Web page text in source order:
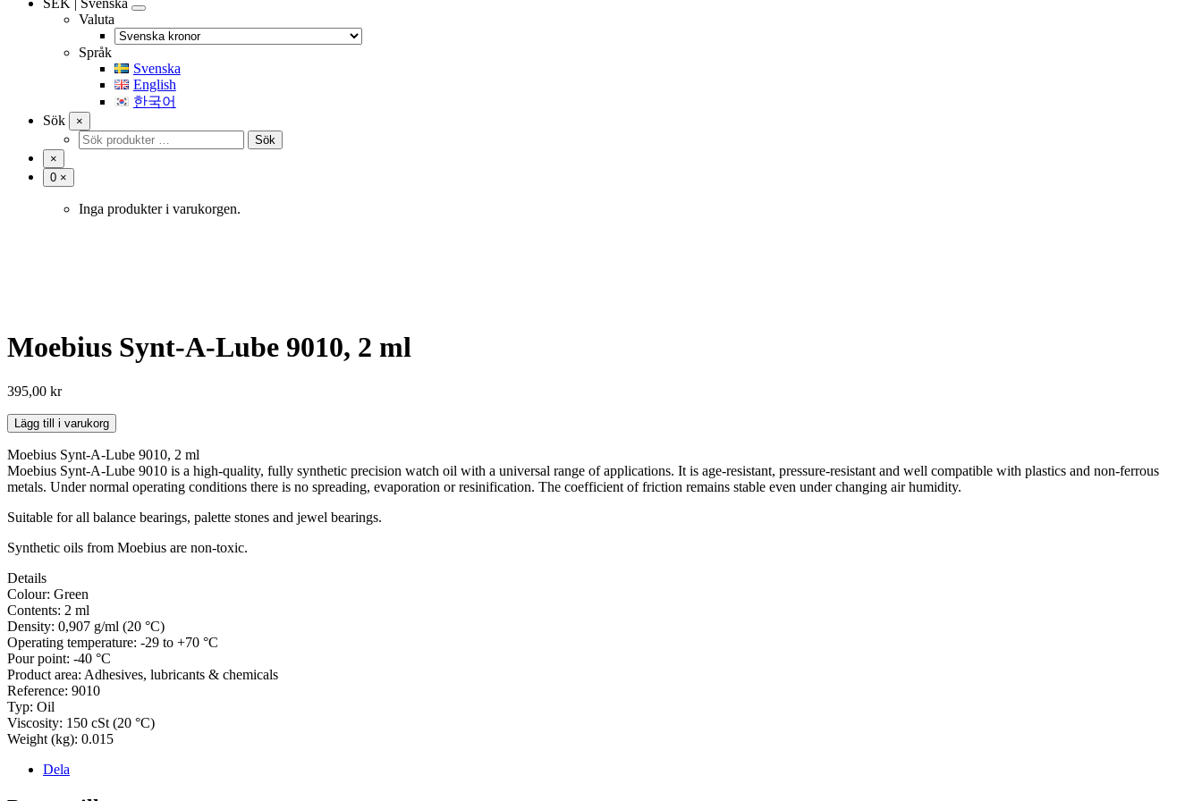
Valuta
Språk
Svenska
English
한국어
Sök
×
Sök
efter:
Sök
×
Antal
artiklar
varukorgen
0 ×
Inga produkter i varukorgen.
Moebius Synt-A-Lube 9010, 2 ml
395,00 kr
Lägg till i varukorg
Moebius Synt-A-Lube 9010, 2 ml
Moebius Synt-A-Lube 9010 is a high-quality, fully synthetic precision watch oil with a universal range of applications. It is age-resistant, pressure-resistant and well compatible with plastics and non-ferrous
metals. Under normal operating conditions there is no spreading, evaporation or resinification. The coefficient of friction remains stable even under changing air humidity.
Suitable for all balance bearings, palette stones and jewel bearings.
Synthetic oils from Moebius are non-toxic.
Details
Colour: Green
Contents: 2 ml
Density: 0,907 g/ml (20 °C)
Operating temperature: -29 to +70 °C
Pour point: -40 °C
Product area: Adhesives, lubricants & chemicals
Reference: 9010
Typ: Oil
Viscosity: 150 cSt (20 °C)
Weight (kg): 0.015
Dela